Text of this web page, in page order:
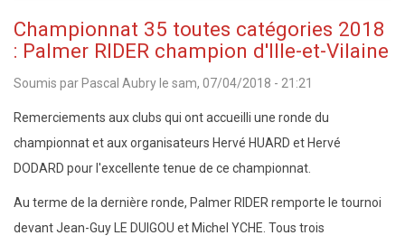
toutes
2018
Championnat 35 toutes catégories 2018
: Palmer RIDER champion d'Ille-et-Vilaine
Soumis par Pascal Aubry le sam, 07/04/2018 - 21:21
Remerciements aux clubs qui ont accueilli une ronde du
championnat et aux organisateurs Hervé HUARD et Hervé
DODARD pour l'excellente tenue de ce championnat.
Au terme de la dernière ronde, Palmer RIDER remporte le tournoi
devant Jean-Guy LE DUIGOU et Michel YCHE. Tous trois